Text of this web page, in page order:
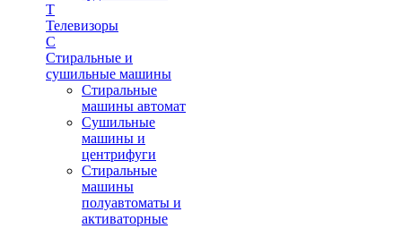
Т
Телевизоры
С
Стиральные и
сушильные машины
Стиральные
машины автомат
Сушильные
машины и
центрифуги
Стиральные
машины
полуавтоматы и
активаторные